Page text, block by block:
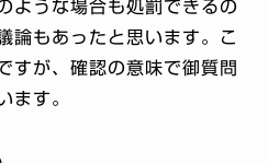
ような場合も処罰できるの
論もあったと思います。こ
すが、確認の意味で御質問
ます。